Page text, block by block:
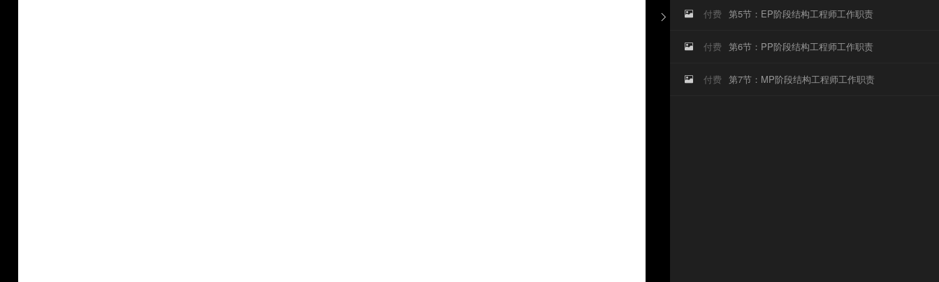
  付费 第5节：EP阶段结构工程师工作职责
 付费 第6节：PP阶段结构工程师工作职责
 付费 第7节：MP阶段结构工程师工作职责